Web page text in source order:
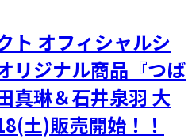
ト オフィシャルシ
リジナル商品『つば
真琳＆石井泉羽 大
土)販売開始！！